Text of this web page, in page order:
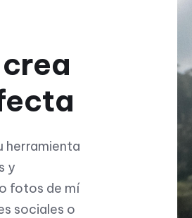
herramienta
y
fotos de mí
sociales o